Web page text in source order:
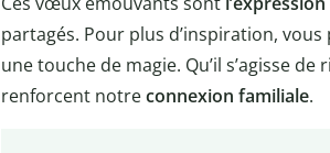
partagés. Pour plus d’inspiration,
une touche de magie. Qu’il s’agisse
renforcent notreconnexion familiale.